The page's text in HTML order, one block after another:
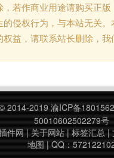
，若作商业用途请购买正
的侵权行为，与本站无关
益，请联系站长删除，我
2014-2019 渝ICP备
50010602502279号
件网 | 关于网站| 标签汇总|
地图 | QQ：